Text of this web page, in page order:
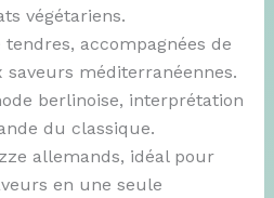
végétariens.
accompagnées de
méditerranéennes.
berlinoise, interprétation
du classique.
allemands, idéal pour
en une seule